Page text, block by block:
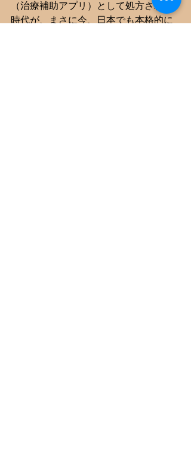
（治療補助アプリ）として処方される
時代が、まさに今、日本でも本格的に